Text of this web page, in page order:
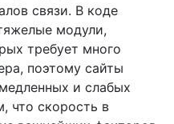
связи. В коде
модули,
требует много
поэтому сайты
и слабых
что скорость в